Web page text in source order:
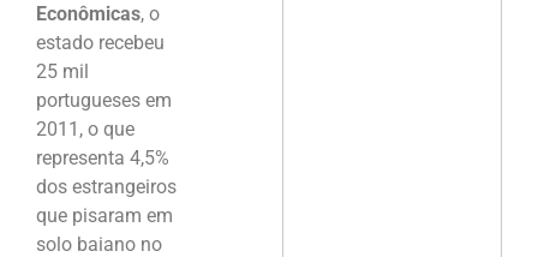
Econômicas, o
estado recebeu
25 mil
portugueses em
2011, o que
representa 4,5%
dos estrangeiros
que pisaram em
solo baiano no